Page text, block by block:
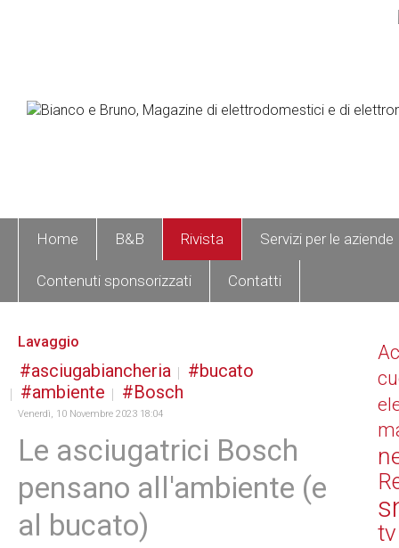
Home B&B Rivista Servizi per le aziende
Contenuti sponsorizzati Contatti
Lavaggio
asciugabiancheria
bucato
ambiente
Bosch
Venerdì, 10 Novembre 2023 18:04
Le asciugatrici Bosch
pensano all'ambiente (e
al bucato)
tv